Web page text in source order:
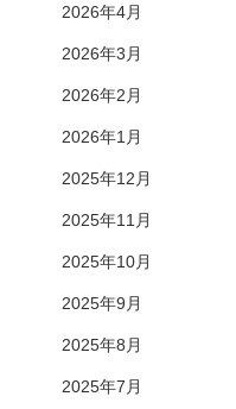
2026年4月
2026年3月
2026年2月
2026年1月
2025年12月
2025年11月
2025年10月
2025年9月
2025年8月
2025年7月